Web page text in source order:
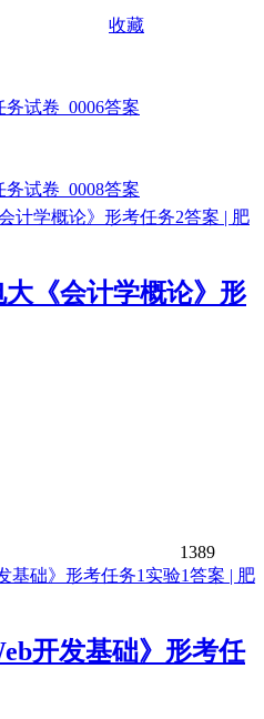
收藏
试卷_0006答案
试卷_0008答案
《会计学概论》形
1389
开发基础》形考任